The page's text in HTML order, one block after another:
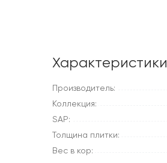
Характеристики
Производитель:
Коллекция:
SAP:
Толщина плитки:
Вес в кор: